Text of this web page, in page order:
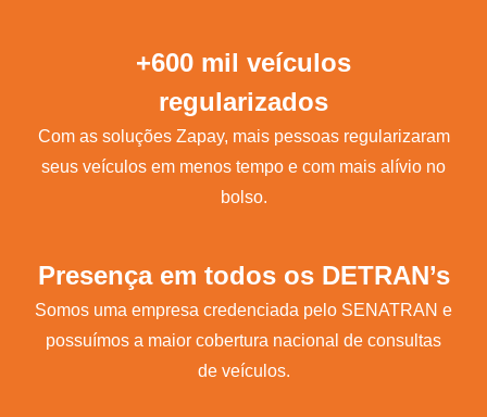
+600 mil veículos
regularizados
Com as soluções Zapay, mais pessoas regularizaram
seus veículos em menos tempo e com mais alívio no
bolso.
Presença em todos os DETRAN’s
Somos uma empresa credenciada pelo SENATRAN e
possuímos a maior cobertura nacional de consultas
de veículos.